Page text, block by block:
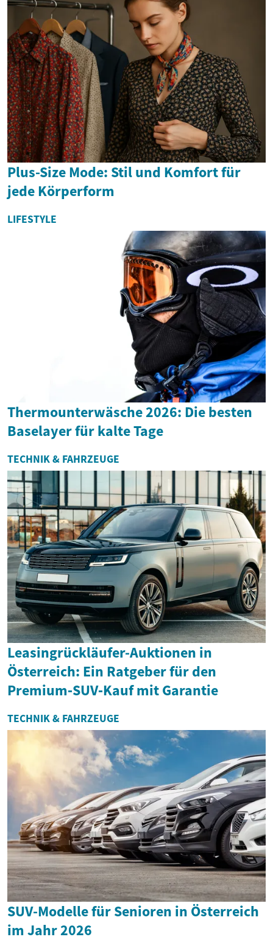
Plus-Size Mode: Stil und Komfort für
jede Körperform
LIFESTYLE
Thermounterwäsche 2026: Die besten
Baselayer für kalte Tage
TECHNIK & FAHRZEUGE
Leasingrückläufer-Auktionen in
Österreich: Ein Ratgeber für den
Premium‑SUV‑Kauf mit Garantie
TECHNIK & FAHRZEUGE
SUV-Modelle für Senioren in Österreich
im Jahr 2026